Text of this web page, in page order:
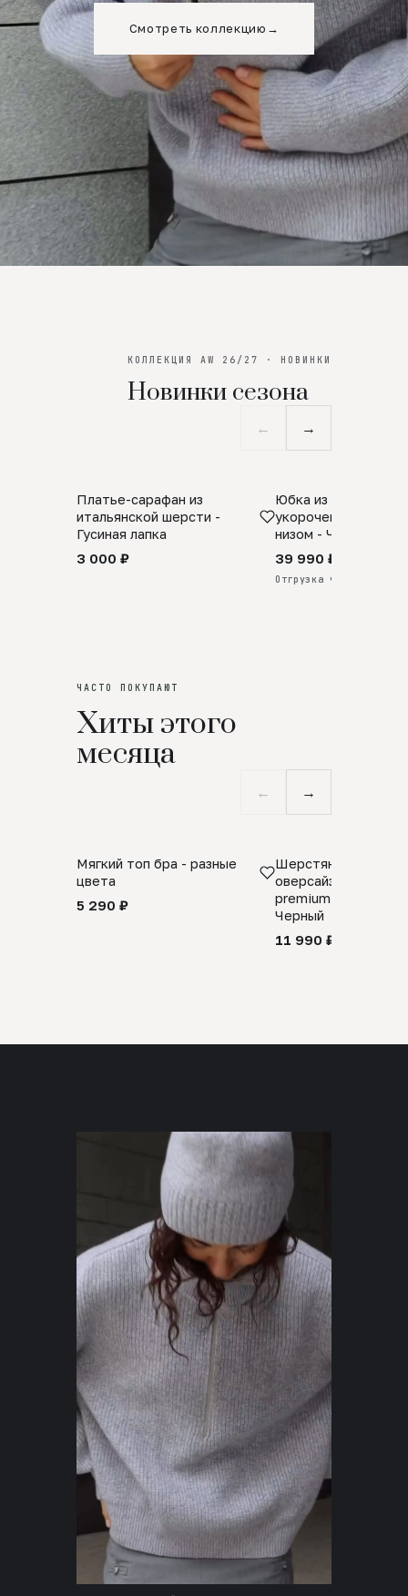
Смотреть коллекцию →
КОЛЛЕКЦИЯ AW 26/27 · НОВИНКИ
Новинки сезона
← →
SALE
Платье-сарафан из
итальянской шерсти -
Гусиная лапка
3 000 ₽
ПРЕДЗАКАЗ
Юбка из
укороченная с
низом - Черный
39 990 ₽
Отгрузка через 25 дней
ЧАСТО ПОКУПАЮТ
Хиты этого
месяца
← →
Мягкий топ бра - разные
цвета
5 290 ₽
Шерстяной свитер
оверсайз 100%
premium merino
Черный
11 990 ₽